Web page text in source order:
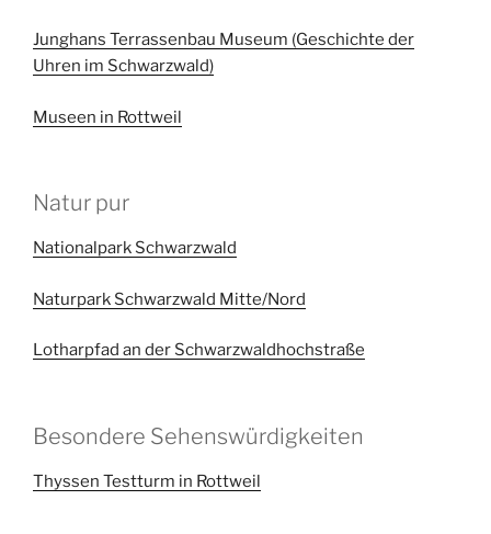
Junghans Terrassenbau Museum (Geschichte der
Uhren im Schwarzwald)
Museen in Rottweil
Natur pur
Nationalpark Schwarzwald
Naturpark Schwarzwald Mitte/Nord
Lotharpfad an der Schwarzwaldhochstraße
Besondere Sehenswürdigkeiten
Thyssen Testturm in Rottweil